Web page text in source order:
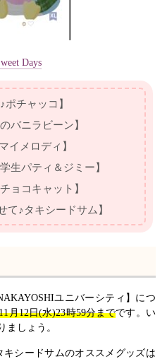
Days
ポチャッコ】
バニラビーン】
イメロディ】
生パティ＆ジミー】
ョコキャット】
て♪タキシードサム】
ユニバーシティ】につ
月12日(水)23時59分までです。い
ましょう。
シードサムのオススメグッズは